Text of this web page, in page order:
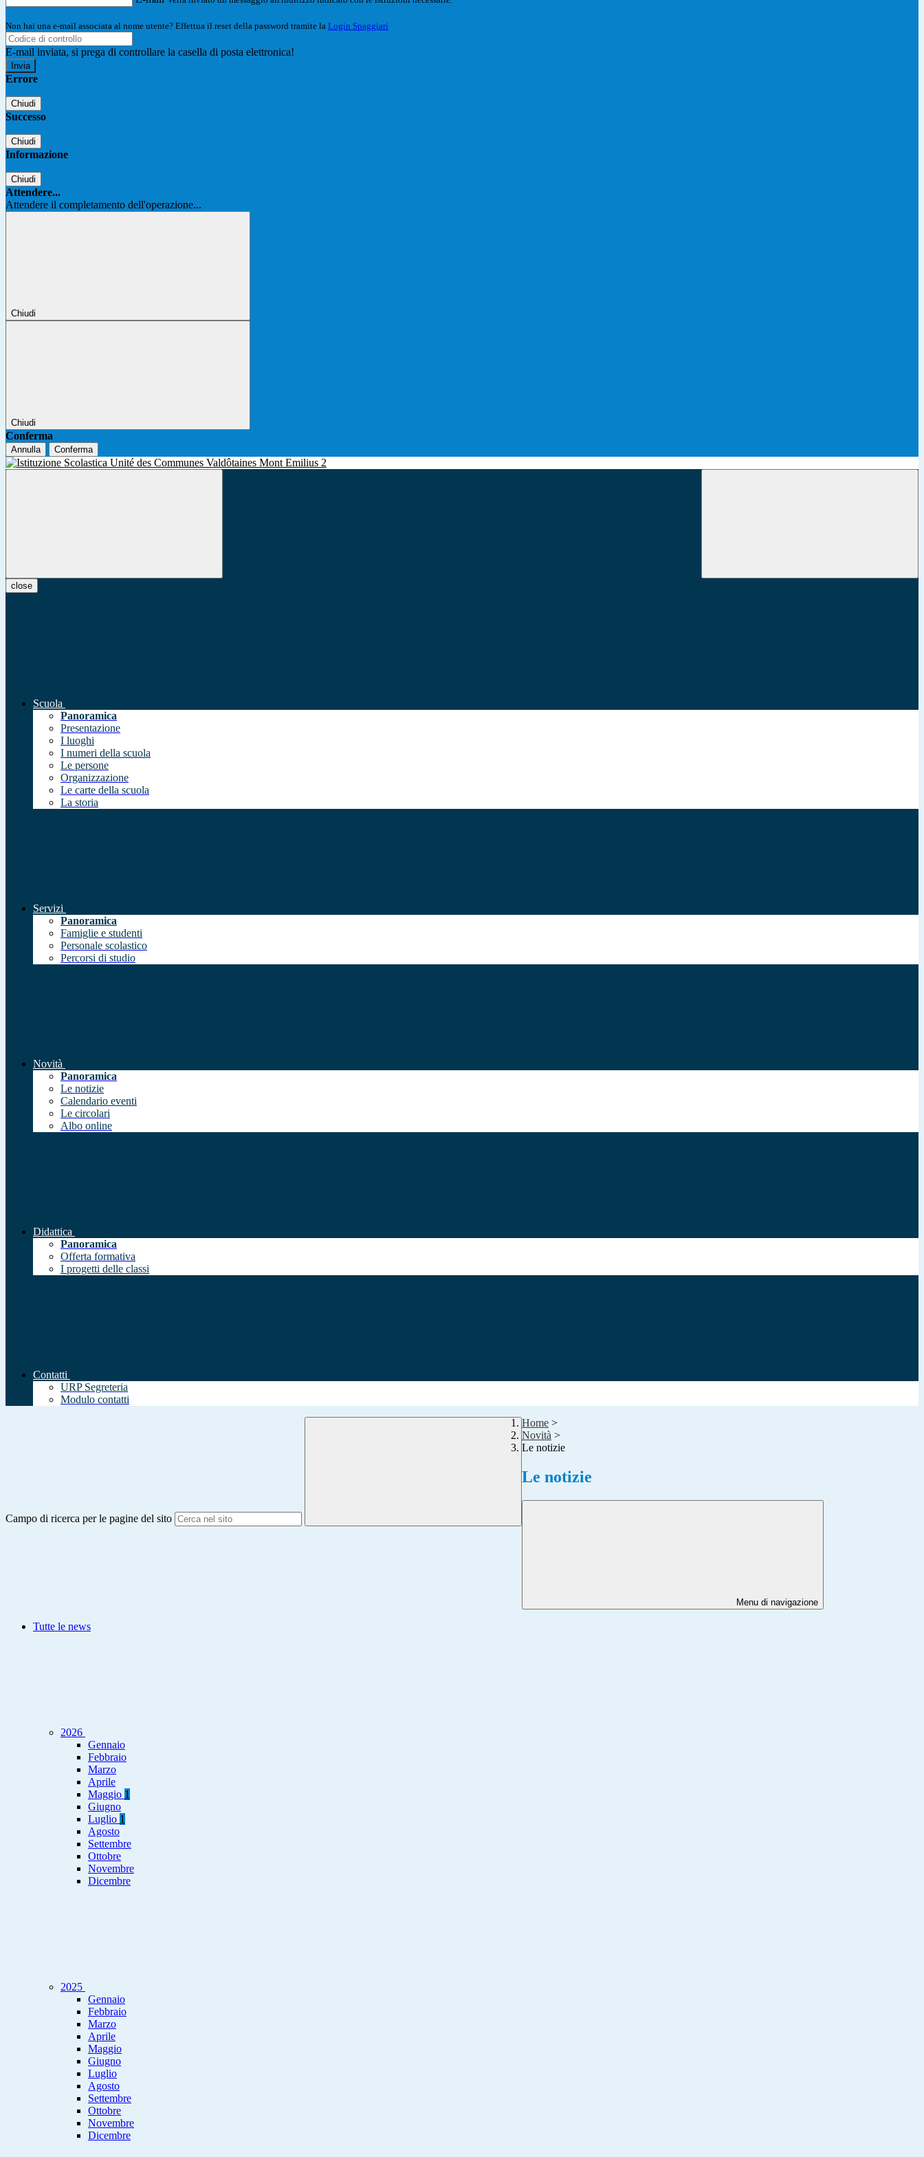
Non hai una e-mail associata al nome utente? Effettua il reset della password tramite la Login Spaggiari
E-mail inviata, si prega di controllare la casella di posta elettronica!
Errore
Chiudi
Successo
Chiudi
Informazione
Chiudi
Attendere...
Attendere il completamento dell'operazione...
Chiudi
Chiudi
Conferma
Annulla Conferma
close
Scuola
Panoramica
Presentazione
I luoghi
I numeri della scuola
Le persone
Organizzazione
Le carte della scuola
La storia
Servizi
Panoramica
Famiglie e studenti
Personale scolastico
Percorsi di studio
Novità
Panoramica
Le notizie
Calendario eventi
Le circolari
Albo online
Didattica
Panoramica
Offerta formativa
I progetti delle classi
Contatti
URP Segreteria
Modulo contatti
Campo di ricerca per le pagine del sito
Home >
Novità >
Le notizie
Le notizie
Menu di navigazione
Tutte le news
2026
Gennaio
Febbraio
Marzo
Aprile
Maggio 1
Giugno
Luglio 1
Agosto
Settembre
Ottobre
Novembre
Dicembre
2025
Gennaio
Febbraio
Marzo
Aprile
Maggio
Giugno
Luglio
Agosto
Settembre
Ottobre
Novembre
Dicembre